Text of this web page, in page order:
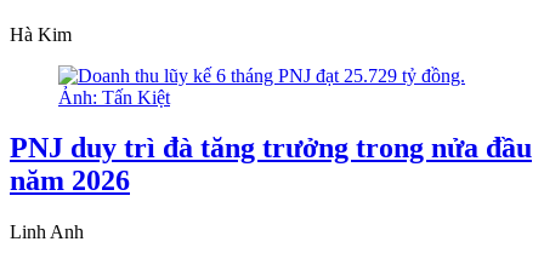
Hà Kim
PNJ duy trì đà tăng trưởng trong nửa đầu
năm 2026
Linh Anh